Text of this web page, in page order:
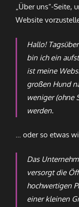
„Über uns“-Seite,
Website
Hallo!
bin ich ein
ist meine
großen Hund
weniger (ohne
werden.
… oder so etwas
Das
versorgt die
hochwertigen
einer kleinen